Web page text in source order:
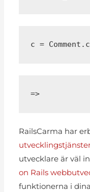
c =
=>
RailsCarma har
utvecklare är väl
on Rails
funktionerna i